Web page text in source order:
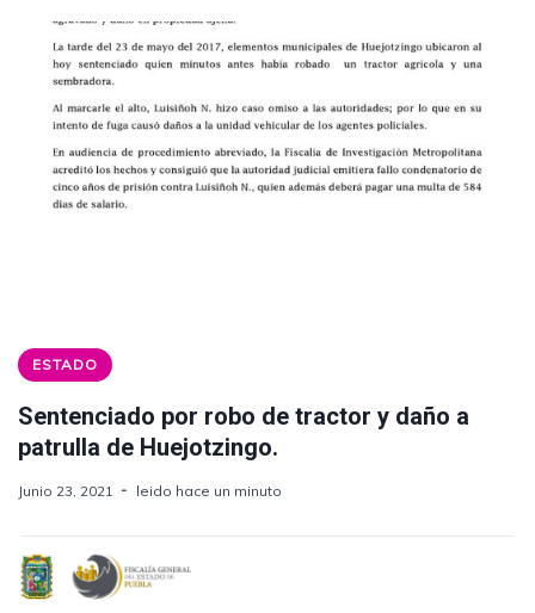
ESTADO
Sentenciado por robo de tractor y daño a
patrulla de Huejotzingo.
Junio 23, 2021 leido hace un minuto